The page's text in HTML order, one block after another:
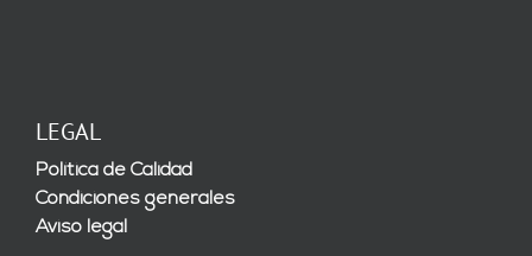
LEGAL
Política de Calidad
Condiciones generales
Aviso legal